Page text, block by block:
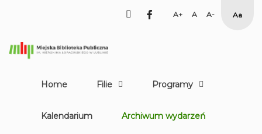
facebook
Set Set
Smaller
High
Home Filie Programy
Kalendarium Archiwum wydarzeń